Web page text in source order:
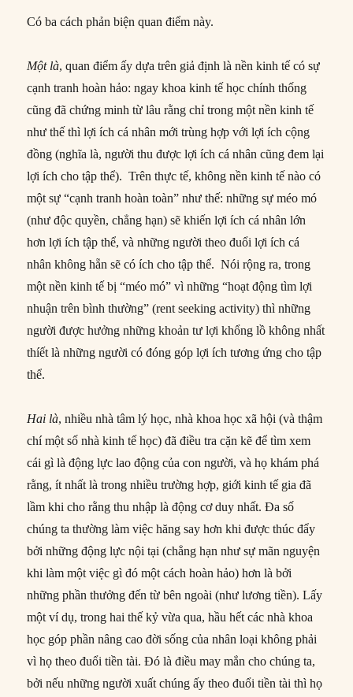
Có ba cách phản biện quan điểm này.
Một là, quan điểm ấy dựa trên giả định là nền kinh tế có sự
cạnh tranh hoàn hảo: ngay khoa kinh tế học chính thống
cũng đã chứng minh từ lâu rằng chỉ trong một nền kinh tế
như thế thì lợi ích cá nhân mới trùng hợp với lợi ích cộng
đồng (nghĩa là, người thu được lợi ích cá nhân cũng đem lại
lợi ích cho tập thể). Trên thực tế, không nền kinh tế nào có
một sự “cạnh tranh hoàn toàn” như thế: những sự méo mó
(như độc quyền, chẳng hạn) sẽ khiến lợi ích cá nhân lớn
hơn lợi ích tập thể, và những người theo đuổi lợi ích cá
nhân không hẵn sẽ có ích cho tập thể. Nói rộng ra, trong
một nền kinh tế bị “méo mó” vì những “hoạt động tìm lợi
nhuận trên bình thường” (rent seeking activity) thì những
người được hưởng những khoản tư lợi khổng lồ không nhất
thíết là những người có đóng góp lợi ích tương ứng cho tập
thể.
Hai là, nhiều nhà tâm lý học, nhà khoa học xã hội (và thậm
chí một số nhà kinh tế học) đã điều tra cặn kẽ để tìm xem
cái gì là động lực lao động của con người, và họ khám phá
rằng, ít nhất là trong nhiều trường hợp, giới kinh tế gia đã
lầm khi cho rằng thu nhập là động cơ duy nhất. Đa số
chúng ta thường làm việc hăng say hơn khi được thúc đẩy
bởi những động lực nội tại (chẳng hạn như sự mãn nguyện
khi làm một việc gì đó một cách hoàn hảo) hơn là bởi
những phần thưởng đến từ bên ngoài (như lương tiền). Lấy
một ví dụ, trong hai thế kỷ vừa qua, hầu hết các nhà khoa
học góp phần nâng cao đời sống của nhân loại không phải
vì họ theo đuổi tiền tài. Đó là điều may mắn cho chúng ta,
bởi nếu những người xuất chúng ấy theo đuổi tiền tài thì họ